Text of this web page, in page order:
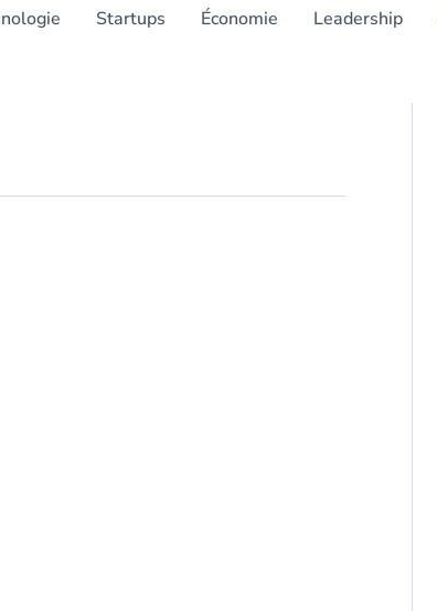
Startups Économie Leadership